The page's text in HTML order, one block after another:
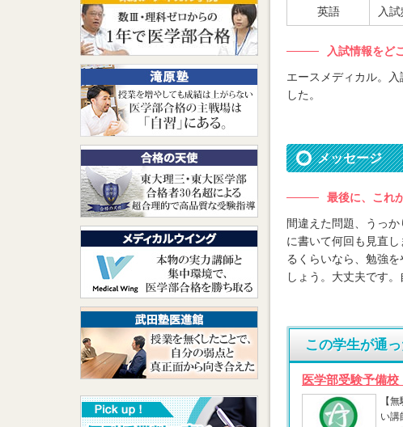
英語 入
入試情報をど
エースメディカル。
した。
メッセージ
最後に、これ
間違えた問題、うっ
に書いて何回も見直
るくらいなら、勉強
しょう。大丈夫です。
この学生が通
医学部受験予備校
【
い講